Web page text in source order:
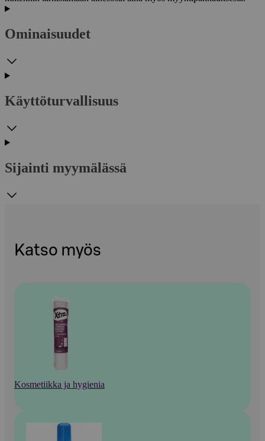
Ominaisuudet
Käyttöturvallisuus
Sijainti myymälässä
Katso myös
Kosmetiikka ja hygienia